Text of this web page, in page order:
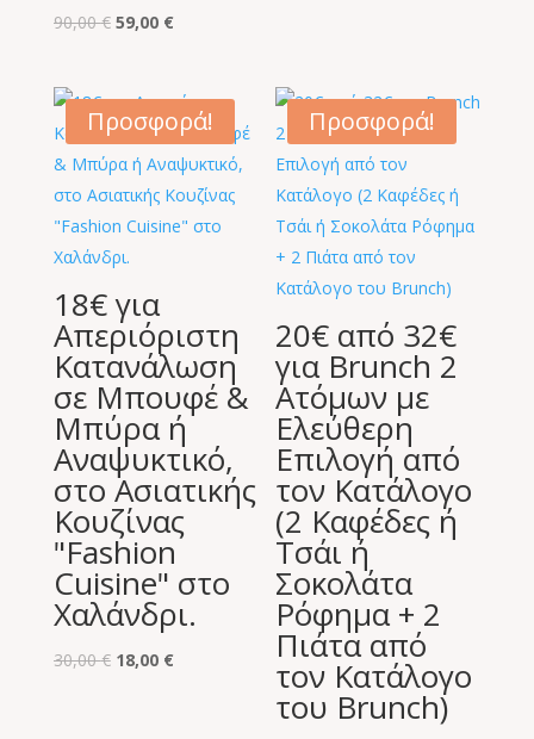
90,00€ Original
90,00 €.
59,00 €Η
είναι:
59,00 €.
Προσφορά!
18€ για
Απεριόριστη
Κατανάλωση
σε Μπουφέ &
Μπύρα ή
Αναψυκτικό,
στο Ασιατικής
Κουζίνας
"Fashion
Cuisine" στο
Χαλάνδρι.
30,00€ Original
18,00 €Η
Προσφορά!
20€ από 32€
για Brunch 2
Ατόμων με
Ελεύθερη
Επιλογή από
τον Κατάλογο
(2 Καφέδες ή
Τσάι ή
Σοκολάτα
Ρόφημα + 2
Πιάτα από
τον Κατάλογο
του Brunch)